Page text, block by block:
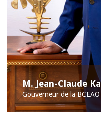
M. Jean-Claude
Gouverneur de la BCEAO